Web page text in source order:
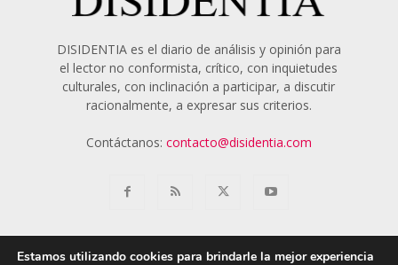
DISIDENTIA es el diario de análisis y opinión para
el lector no conformista, crítico, con inquietudes
culturales, con inclinación a participar, a discutir
racionalmente, a expresar sus criterios.
Contáctanos: contacto@disidentia.com
Estamos utilizando cookies para brindarle la mejor experiencia